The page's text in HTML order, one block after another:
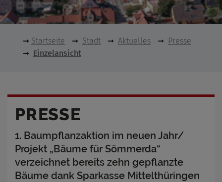
Startseite Stadt Aktuelles
Presse
Einzelansicht
PRESSE
1. Baumpflanzaktion im neuen Jahr/
Projekt „Bäume für Sömmerda“
verzeichnet bereits zehn gepflanzte
Bäume dank Sparkasse Mittelthüringen